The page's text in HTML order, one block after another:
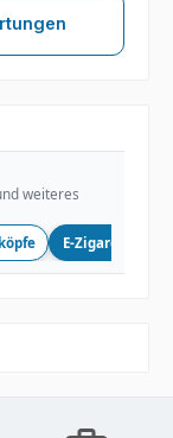
weiteres
E-Zigaretten